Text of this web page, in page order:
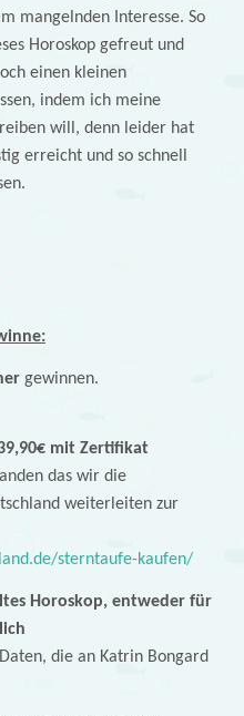
mangelnden Interesse. So
Horoskop gefreut und
einen kleinen
indem ich meine
will, denn leider hat
erreicht und so schnell
gewinnen.
mit Zertifikat
das wir die
weiterleiten zur
sterntaufe-kaufen/
Horoskop, entweder für
die an Katrin Bongard